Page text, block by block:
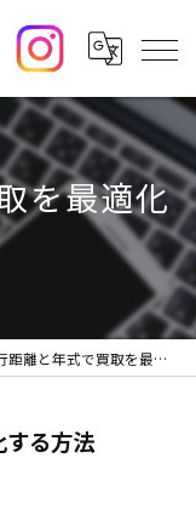
を最適化
離と年式で買取を最適化する方法
する方法